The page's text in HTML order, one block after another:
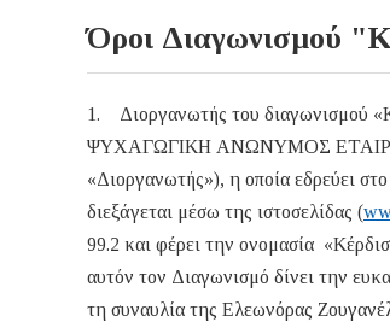
Όροι Διαγωνισμού
1. Διοργανωτής του διαγωνισμού
ΨΥΧΑΓΩΓΙΚΗ ΑΝΩΝΥΜΟΣ
«Διοργανωτής»), η οποία εδρεύει
διεξάγεται μέσω της ιστοσελίδας (
99.2 και φέρει την ονομασία
αυτόν τον Διαγωνισμό δίνει την
τη συναυλία της Ελεωνόρας